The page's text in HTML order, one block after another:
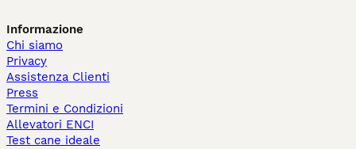
Informazione
Chi siamo
Privacy
Assistenza Clienti
Press
Termini e Condizioni
Allevatori ENCI
Test cane ideale